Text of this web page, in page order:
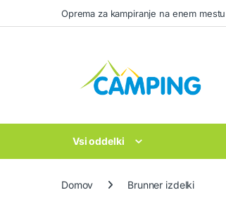
Skip to navigation
Skip to contentOprema za kampiranje na enem mestu
Vsi oddelki
Domov Brunner izdelki